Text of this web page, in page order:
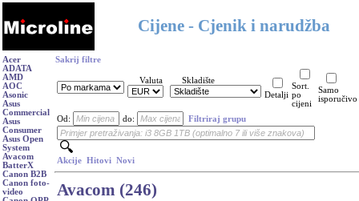
Cijene - Cjenik i narudžba
Acer
ADATA
AMD
AOC
Asonic
Asus
Commercial
Asus
Consumer
Asus Open
System
Avacom
BatterX
Canon B2B
Canon foto-
video
Sakrij filtre
Valuta
Skladište
Detalji
Sort.
po
cijeni
Samo
isporučivo
Od: do: Filtriraj grupu
Akcije Hitovi Novi
Avacom (246)